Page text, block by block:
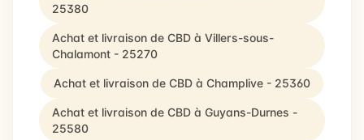
25380
Achat et livraison de CBD à Villers-sous-
Chalamont - 25270
Achat et livraison de CBD à Champlive - 25360
Achat et livraison de CBD à Guyans-Durnes -
25580